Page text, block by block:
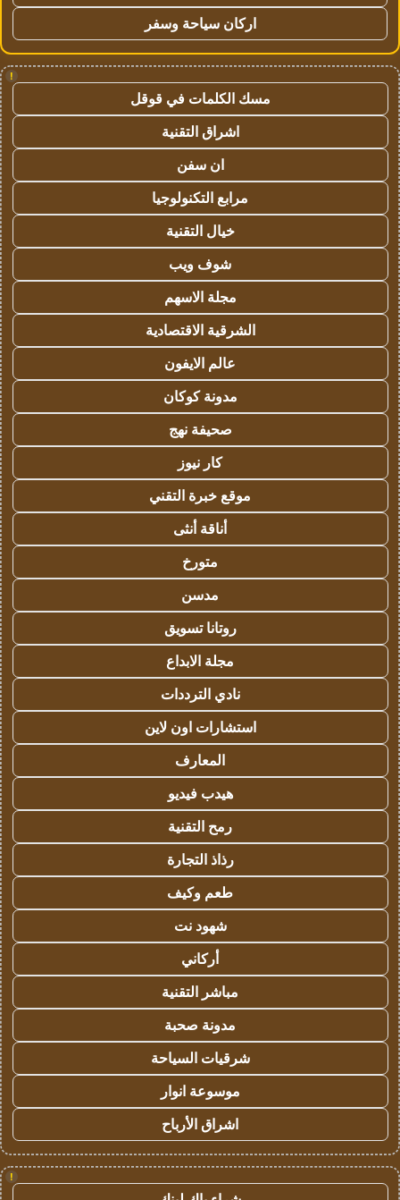
اركان سياحة وسفر
!
مسك الكلمات في قوقل
اشراق التقنية
ان سفن
مرابع التكنولوجيا
خيال التقنية
شوف ويب
مجلة الاسهم
الشرقية الاقتصادية
عالم الايفون
مدونة كوكان
صحيفة نهج
كار نيوز
موقع خبرة التقني
أناقة أنثى
متورخ
مدسن
روتانا تسويق
مجلة الابداع
نادي الترددات
استشارات اون لاين
المعارف
هيدب فيديو
رمح التقنية
رذاذ التجارة
طعم وكيف
شهود نت
أركاني
مباشر التقنية
مدونة صحبة
شرقيات السياحة
موسوعة انوار
اشراق الأرباح
!